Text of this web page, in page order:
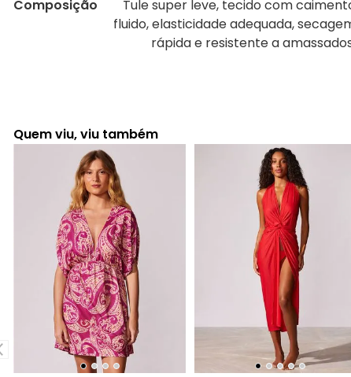
Composição
Tule super leve, tecido com
fluido, elasticidade adequada,
rápida e resistente a
Quem viu, viu também